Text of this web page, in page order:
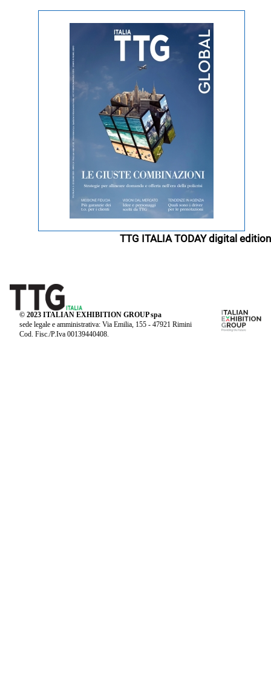
TTG ITALIA TODAY digital edition
© 2023 ITALIAN EXHIBITION GROUP spa
sede legale e amministrativa: Via Emilia, 155 - 47921 Rimini
Cod. Fisc./P.Iva 00139440408.